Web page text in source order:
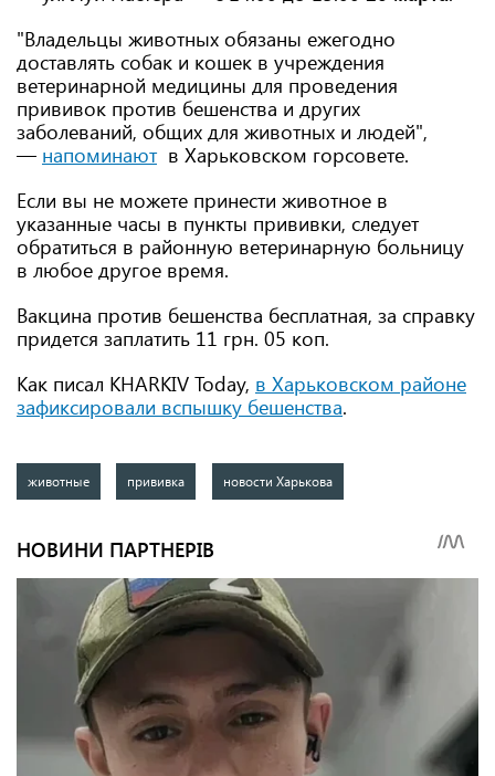
"Владельцы животных обязаны ежегодно
доставлять собак и кошек в учреждения
ветеринарной медицины для проведения
прививок против бешенства и других
заболеваний, общих для животных и людей",
— напоминаютв Харьковском горсовете.
Если вы не можете принести животное в
указанные часы в пункты прививки, следует
обратиться в районную ветеринарную больницу
в любое другое время.
Вакцина против бешенства бесплатная, за справку
придется заплатить 11 грн. 05 коп.
Как писал KHARKIV Today, в Харьковском районе
зафиксировали вспышку бешенства.
животные прививка новости Харькова